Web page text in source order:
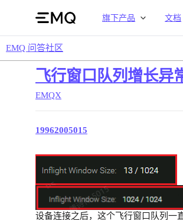
旗下产品 文档
EMQ 问答社区
飞行窗口队列增长异
EMQX
19962005015
设备连接之后，这个飞行窗口队列一